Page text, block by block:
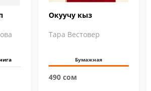
Окуучу кыз
Тара Вестовер
Бумажная
490 сом